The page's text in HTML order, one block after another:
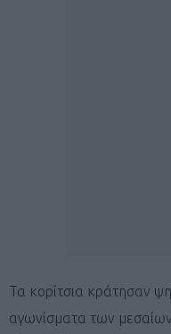
Τα κορίτσια κράτησαν
αγωνίσματα των